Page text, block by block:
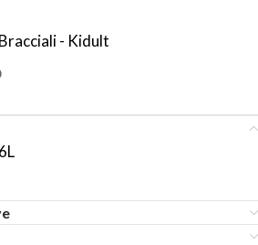
Bracciali - Kidult